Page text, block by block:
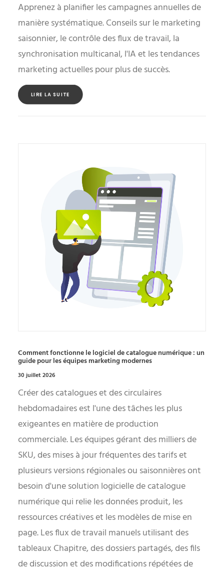
Apprenez à planifier les campagnes annuelles de
manière systématique. Conseils sur le marketing
saisonnier, le contrôle des flux de travail, la
synchronisation multicanal, l'IA et les tendances
marketing actuelles pour plus de succès.
LIRE LA SUITE
Comment fonctionne le logiciel de catalogue numérique : un
guide pour les équipes marketing modernes
30 juillet 2026
Créer des catalogues et des circulaires
hebdomadaires est l'une des tâches les plus
exigeantes en matière de production
commerciale. Les équipes gérant des milliers de
SKU, des mises à jour fréquentes des tarifs et
plusieurs versions régionales ou saisonnières ont
besoin d'une solution logicielle de catalogue
numérique qui relie les données produit, les
ressources créatives et les modèles de mise en
page. Les flux de travail manuels utilisant des
tableaux Chapitre, des dossiers partagés, des fils
de discussion et des modifications répétées de